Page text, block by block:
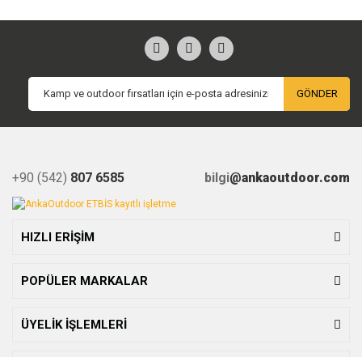
GÖNDER
+90 (542) 807 6585 bilgi@ankaoutdoor.com
HIZLI ERİŞİM
POPÜLER MARKALAR
ÜYELİK İŞLEMLERİ